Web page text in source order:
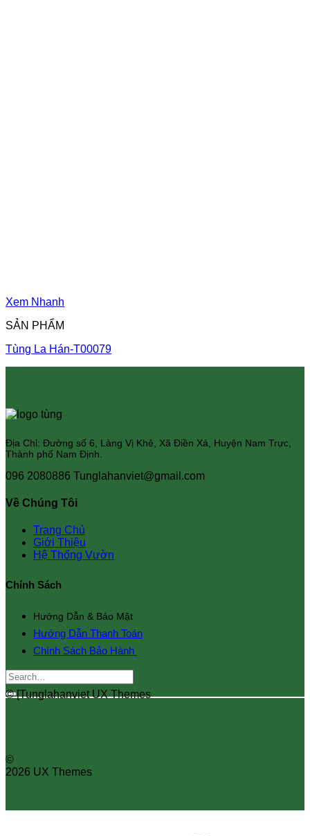
Xem Nhanh
SẢN PHẨM
Tùng La Hán-T00079
Địa Chỉ: Đường số 6, Làng Vị Khê, Xã Điền Xá, Huyện Nam Trực,
Thành phố Nam Định.
096 2080886 Tunglahanviet@gmail.com
Về Chúng Tôi
Trang Chủ
Giới Thiệu
Hệ Thống Vườn
Chính Sách
Hướng Dẫn & Bảo Mật
Hướng Dẫn Thanh Toán
Chính Sách Bảo Hành
Search
for:
© [Tunglahanviet UX Themes
©
2026 UX Themes